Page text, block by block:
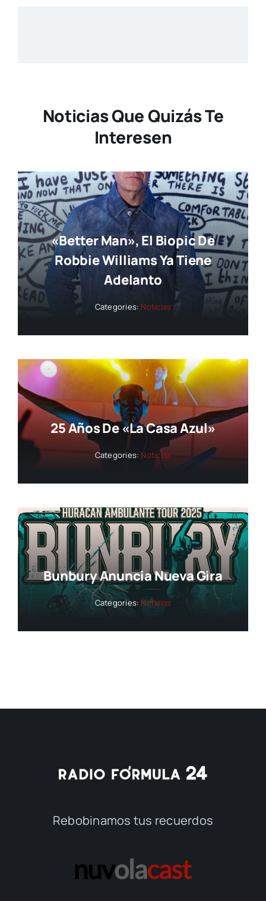
Noticias Que Quizás Te
Interesen
«Better Man», El Biopic De
Robbie Williams Ya Tiene
Adelanto
Categories: Noticias
25 Años De «La Casa Azul»
Categories: Noticias
Bunbury Anuncia Nueva Gira
Categories: Noticias
Rebobinamos tus recuerdos